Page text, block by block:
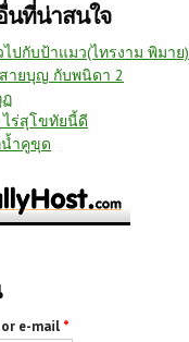
นที่น่าสนใจ
ไปกับป้าแมว(ไทรงาม พิมาย)
ายบุญ กับพนิดา 2
ไร่สุโขทัยนี้ดี
ำคูขุด
or e-mail *